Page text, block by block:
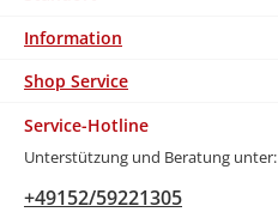
Information
Shop Service
Service-Hotline
Unterstützung und Beratung unter:
+49152/59221305